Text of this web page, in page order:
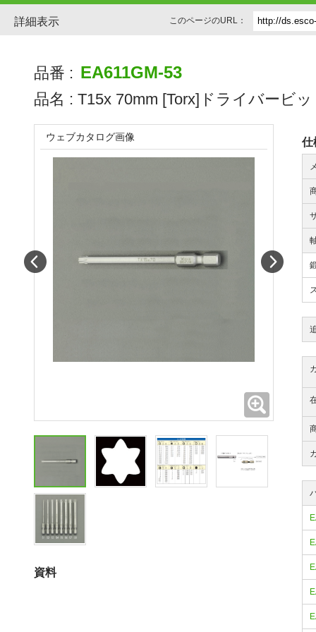
詳細表示 このページのURL：
品番 : EA611GM-53
品名 : T15x 70mm [Torx]ドライバービ
仕
ウェブカタログ画像
資料